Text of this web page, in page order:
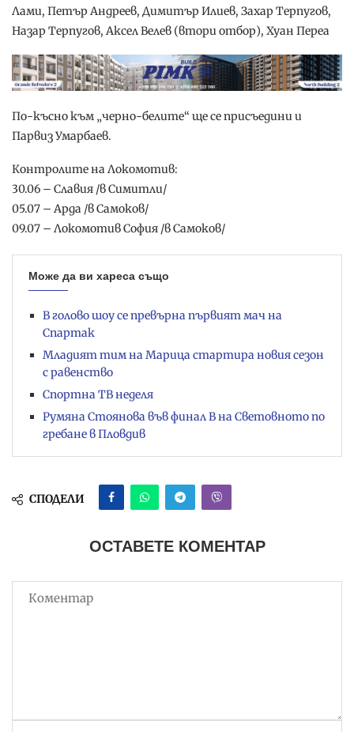
Лами, Петър Андреев, Димитър Илиев, Захар Терпугов,
Назар Терпугов, Аксел Велев (втори отбор), Хуан Переа
По-късно към „черно-белите“ ще се присъедини и
Парвиз Умарбаев.
Контролите на Локомотив:
30.06 – Славия /в Симитли/
05.07 – Арда /в Самоков/
09.07 – Локомотив София /в Самоков/
Може да ви хареса също
В голово шоу се превърна първият мач на
Спартак
Младият тим на Марица стартира новия сезон
с равенство
Спортна ТВ неделя
Румяна Стоянова във финал B на Световното по
гребане в Пловдив
СПОДЕЛИ
ОСТАВЕТЕ КОМЕНТАР